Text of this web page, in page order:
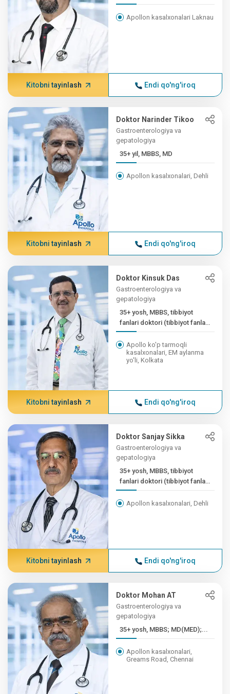
Apollon kasalxonalari Laknau
Kitobni tayinlash Endi qo'ng'iroq
Doktor Narinder Tikoo
Gastroenterologiya va
gepatologiya
35+ yil, MBBS, MD
Apollon kasalxonalari, Dehli
Kitobni tayinlash Endi qo'ng'iroq
Doktor Kinsuk Das
Gastroenterologiya va
gepatologiya
35+ yosh, MBBS, tibbiyot
fanlari doktori (tibbiyot fanlari
doktori),...
Apollo ko'p tarmoqli
kasalxonalari, EM aylanma
yo'li, Kolkata
Kitobni tayinlash Endi qo'ng'iroq
Doktor Sanjay Sikka
Gastroenterologiya va
gepatologiya
35+ yosh, MBBS, tibbiyot
fanlari doktori (tibbiyot fanlari
doktori),...
Apollon kasalxonalari, Dehli
Kitobni tayinlash Endi qo'ng'iroq
Doktor Mohan AT
Gastroenterologiya va
gepatologiya
35+ yosh, MBBS; MD(MED);...
Apollon kasalxonalari,
Greams Road, Chennai